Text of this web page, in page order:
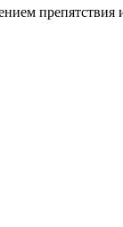
препятствия